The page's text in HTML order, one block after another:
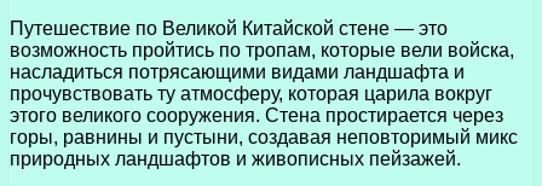
Путешествие по Великой Китайской стене — это
возможность пройтись по тропам, которые вели войска,
насладиться потрясающими видами ландшафта и
прочувствовать ту атмосферу, которая царила вокруг
этого великого сооружения. Стена простирается через
горы, равнины и пустыни, создавая неповторимый микс
природных ландшафтов и живописных пейзажей.